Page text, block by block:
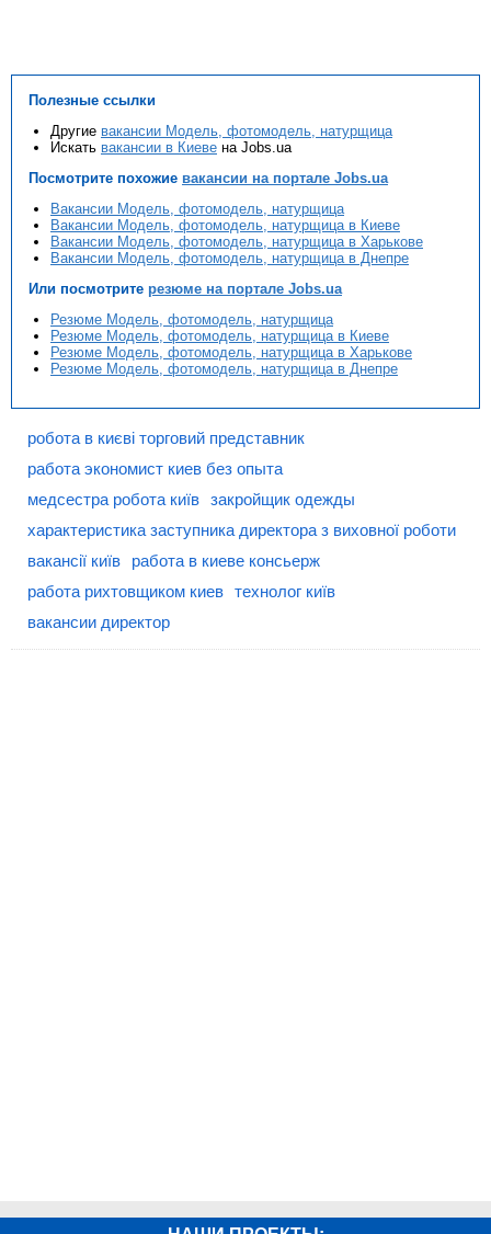
Полезные ссылки
Другие вакансии Модель, фотомодель, натурщица
Искать вакансии в Киеве на Jobs.ua
Посмотрите похожие вакансии на портале Jobs.ua
Вакансии Модель, фотомодель, натурщица
Вакансии Модель, фотомодель, натурщица в Киеве
Вакансии Модель, фотомодель, натурщица в Харькове
Вакансии Модель, фотомодель, натурщица в Днепре
Или посмотрите резюме на портале Jobs.ua
Резюме Модель, фотомодель, натурщица
Резюме Модель, фотомодель, натурщица в Киеве
Резюме Модель, фотомодель, натурщица в Харькове
Резюме Модель, фотомодель, натурщица в Днепре
робота в києві торговий представник
работа экономист киев без опыта
медсестра робота київ закройщик одежды
характеристика заступника директора з виховної роботи
вакансії київ
работа в киеве консьерж
работа рихтовщиком киев технолог київ
вакансии директор